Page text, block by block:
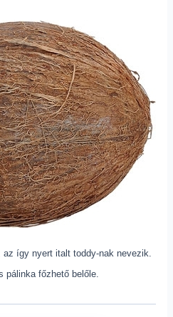
az így nyert italt toddy-nak nevezik.
pálinka főzhető belőle.